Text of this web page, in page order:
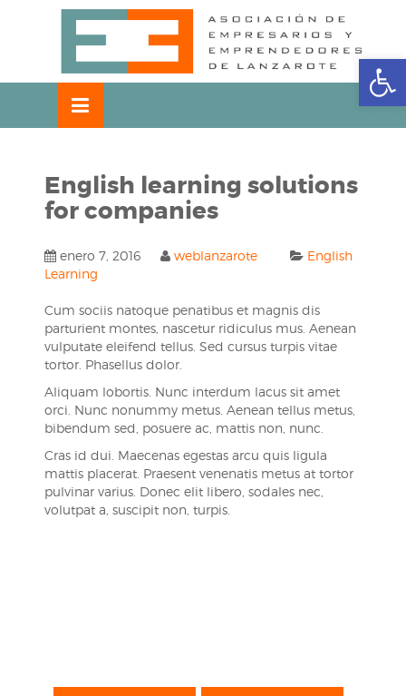
English learning solutions
for companies
enero 7, 2016 weblanzarote
English
Learning
Cum sociis natoque penatibus et magnis dis
parturient montes, nascetur ridiculus mus. Aenean
vulputate eleifend tellus. Sed cursus turpis vitae
tortor. Phasellus dolor.
Aliquam lobortis. Nunc interdum lacus sit amet
orci. Nunc nonummy metus. Aenean tellus metus,
bibendum sed, posuere ac, mattis non, nunc.
Cras id dui. Maecenas egestas arcu quis ligula
mattis placerat. Praesent venenatis metus at tortor
pulvinar varius. Donec elit libero, sodales nec,
volutpat a, suscipit non, turpis.